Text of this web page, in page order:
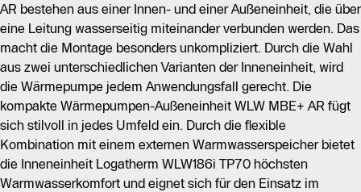
Die Inneneinheit kann flexibel mit einem externen
Warmwasserspeicher kombiniert werden, um höchsten
Warmwasserkomfort zu gewährleisten. Die
drehzahlgeregelte Inverter-Technologie passt die
Leistung der Wärmepumpe an den Bedarf an und sorgt
für optimalen Betrieb. Zudem kann die Wärmepumpe in
Verbindung mit einer Photovoltaikanlage betrieben
werden, um die Unabhängigkeit von
Strompreissteigerungen zu erhöhen.
AR bestehen aus einer Innen- und einer Außeneinheit, die über
eine Leitung wasserseitig miteinander verbunden werden. Das
macht die Montage besonders unkompliziert. Durch die Wahl
aus zwei unterschiedlichen Varianten der Inneneinheit, wird
die Wärmepumpe jedem Anwendungsfall gerecht. Die
kompakte Wärmepumpen-Außeneinheit WLW MBE+ AR fügt
sich stilvoll in jedes Umfeld ein. Durch die flexible
Kombination mit einem externen Warmwasserspeicher bietet
die Inneneinheit Logatherm WLW186i TP70 höchsten
Warmwasserkomfort und eignet sich für den Einsatz im